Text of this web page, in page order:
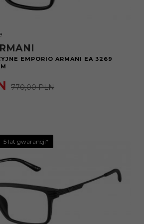
EMPORIO ARMANI EA 3269
770,00 PLN
5 lat gwarancji*